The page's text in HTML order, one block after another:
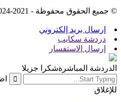
© جميع الحقوق محفوظة - 2021-2024.
إرسال بريد إلكتروني
دردشة سكايب
إرسال الاستفسار
الدردشة المباشرةشكرا جزيلا
للإغلاق